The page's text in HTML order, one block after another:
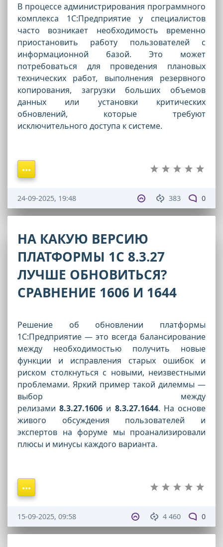
В процессе администрирования программного
комплекса 1С:Предприятие у специалистов
часто возникает необходимость временно
приостановить работу пользователей с
информационной базой. Это может
потребоваться для проведения плановых
технических работ, выполнения резервного
копирования, загрузки больших объемов
данных или установки критических
обновлений, которые требуют
исключительного доступа к системе.
383 0
24-09-2025, 19:48
НА КАКУЮ ВЕРСИЮ
ПЛАТФОРМЫ 1С 8.3.27
ЛУЧШЕ ОБНОВИТЬСЯ?
СРАВНЕНИЕ 1606 И 1644
Решение об обновлении платформы
1С:Предприятие — это всегда балансирование
между необходимостью получить новые
функции и исправления старых ошибок и
риском столкнуться с новыми, неизвестными
проблемами. Яркий пример такой дилеммы —
выбор между
релизами8.3.27.1606 и 8.3.27.1644. На основе
живого обсуждения пользователей и
экспертов на форуме мы проанализировали
плюсы и минусы каждого варианта.
4 460 0
15-09-2025, 09:58